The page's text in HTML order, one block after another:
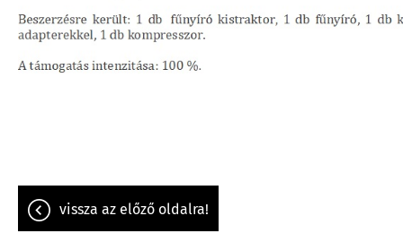
vissza az előző oldalra!